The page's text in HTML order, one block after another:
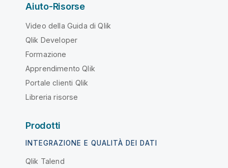
Aiuto-Risorse
Video della Guida di Qlik
Qlik Developer
Formazione
Apprendimento Qlik
Portale clienti Qlik
Libreria risorse
Prodotti
INTEGRAZIONE E QUALITÀ DEI DATI
Qlik Talend